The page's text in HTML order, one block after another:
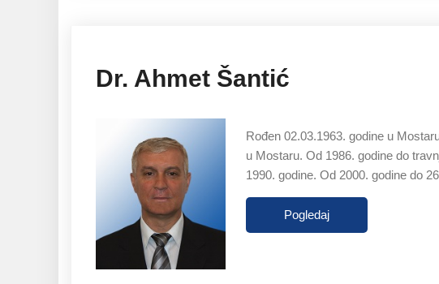
Dr. Ahmet Šantić
Rođen 02.03.1963. godine u
u Mostaru. Od 1986. godine do
1990. godine. Od 2000. godine do
Pogledaj